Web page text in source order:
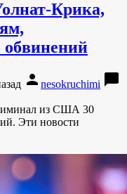
Крика,
обвинений
person nesokruchimi chat_bubble
из США 30
Эти новости